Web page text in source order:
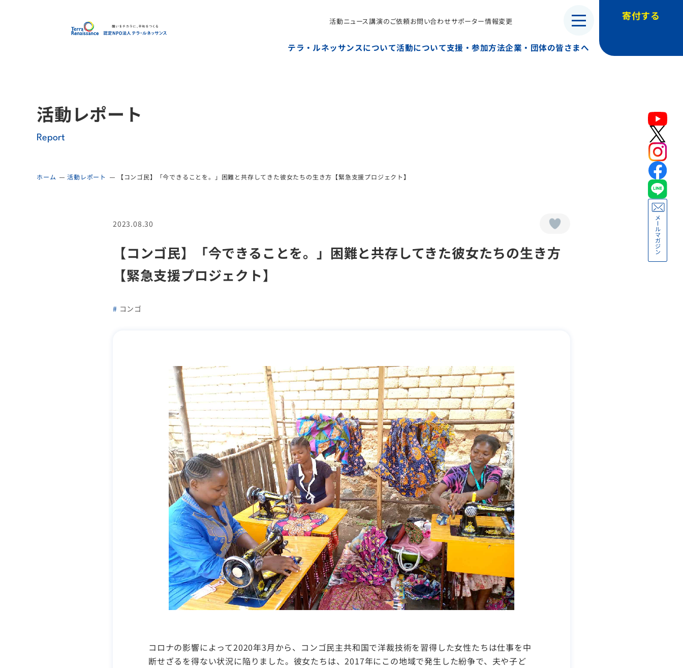
認定NPO法人テラ・ルネッサンス（平和教育・地雷・小型武器・子ども兵）
活動ニュース講演のご依頼お問い合わせサポーター情報変更
テラ・ルネッサンスについて活動について支援・参加方法企業・団体の皆さまへ
寄付する
活動レポート
Report
ホーム 活動レポート 【コンゴ民】「今できることを。」困難と共存してきた彼女たちの生き方【緊急支援プロジェクト】
2023.08.30
【コンゴ民】「今できることを。」困難と共存してきた彼女たちの生き方
【緊急支援プロジェクト】
コンゴ
コロナの影響によって2020年3月から、コンゴ民主共和国で洋裁技術を習得した女性たちは仕事を中
断せざるを得ない状況に陥りました。彼女たちは、2017年にこの地域で発生した紛争で、夫や子ど